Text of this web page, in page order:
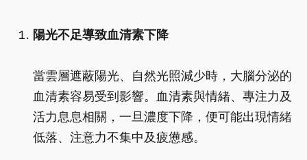
陽光不足導致血清素下降
當雲層遮蔽陽光、自然光照減少時，大腦分泌的
血清素容易受到影響。血清素與情緒、專注力及
活力息息相關，一旦濃度下降，便可能出現情緒
低落、注意力不集中及疲憊感。